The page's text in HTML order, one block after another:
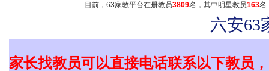
目前，63家教平台在册教员3809名，其中明星教员163名
六安63
家长找教员可以直接电话联系以下教员